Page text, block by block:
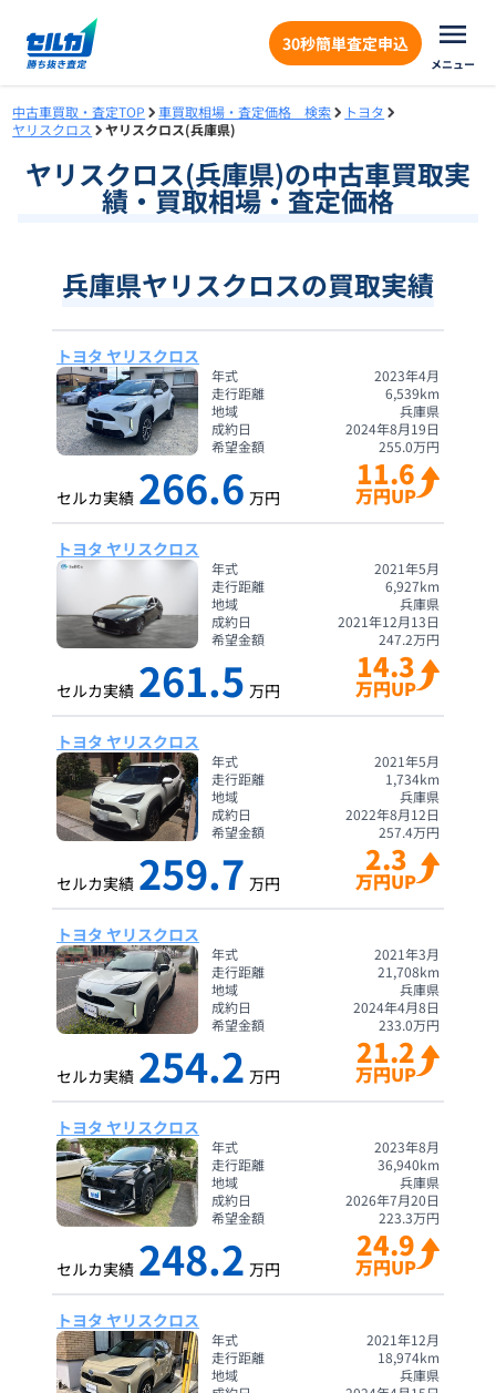
30秒簡単査定申込
メニュー
中古車買取・査定TOP 車買取相場・査定価格 検索
トヨタ
ヤリスクロス
ヤリスクロス(兵庫県)
ヤリスクロス(兵庫県)の中古車買取実
績・買取相場・査定価格
兵庫県ヤリスクロスの買取実績
トヨタ ヤリスクロス
年式
2023年4月
走行距離
6,539km
地域
兵庫県
成約日
2024年8月19日
希望金額
255.0万円
セルカ実績 266.6 万円
11.6
万円UP
トヨタ ヤリスクロス
年式
2021年5月
走行距離
6,927km
地域
兵庫県
成約日
2021年12月13日
希望金額
247.2万円
セルカ実績 261.5 万円
14.3
万円UP
トヨタ ヤリスクロス
年式
2021年5月
走行距離
1,734km
地域
兵庫県
成約日
2022年8月12日
希望金額
257.4万円
セルカ実績 259.7 万円
2.3
万円UP
トヨタ ヤリスクロス
年式
2021年3月
走行距離
21,708km
地域
兵庫県
成約日
2024年4月8日
希望金額
233.0万円
セルカ実績 254.2 万円
21.2
万円UP
トヨタ ヤリスクロス
年式
2023年8月
走行距離
36,940km
地域
兵庫県
成約日
2026年7月20日
希望金額
223.3万円
セルカ実績 248.2 万円
24.9
万円UP
トヨタ ヤリスクロス
年式
2021年12月
走行距離
18,974km
地域
兵庫県